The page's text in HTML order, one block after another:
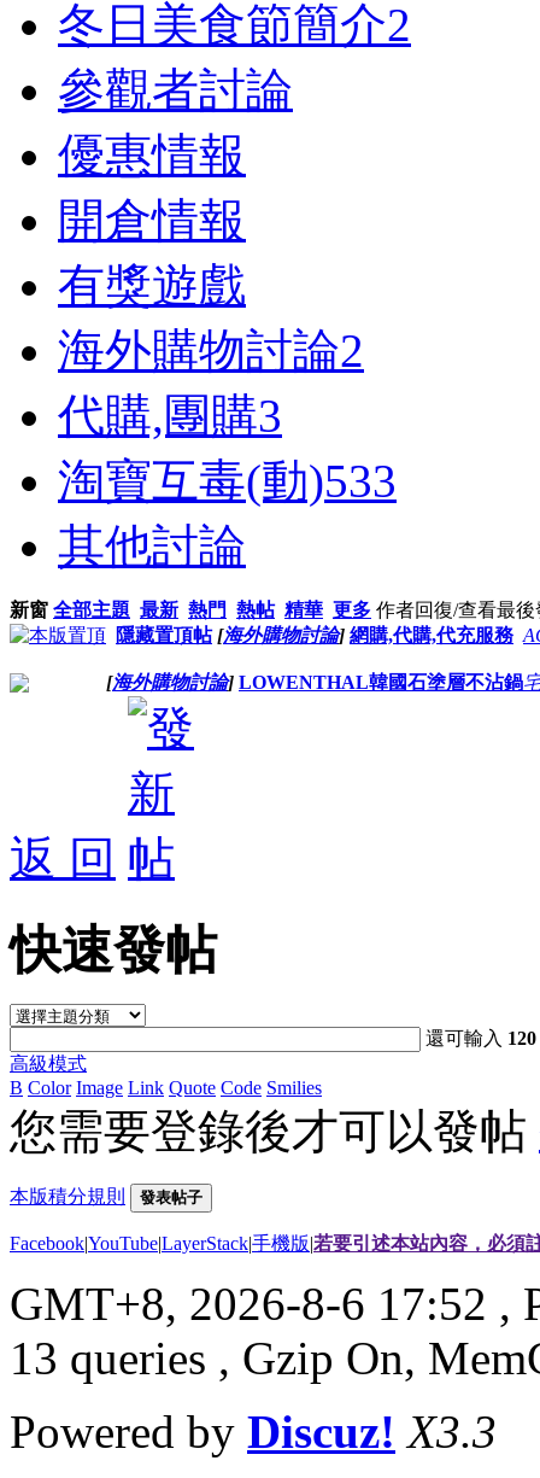
冬日美食節簡介2
參觀者討論
優惠情報
開倉情報
有獎遊戲
海外購物討論2
代購,團購3
淘寶互毒(動)533
其他討論
新窗 全部主題 最新 熱門 熱帖 精華 更多 作者回復/查看最後
隱藏置頂帖 [海外購物討論] 網購,代購,代充服務
[海外購物討論] LOWENTHAL韓國石塗層不沾鍋
返 回
快速發帖
還可輸入 120
高級模式
B Color Image Link Quote Code Smilies
您需要登錄後才可以發帖
本版積分規則 發表帖子
Facebook|YouTube|LayerStack|手機版|若要引述本站內容，必須
GMT+8, 2026-8-6 17:52 ,
13 queries , Gzip On,
Powered by Discuz! X3.3